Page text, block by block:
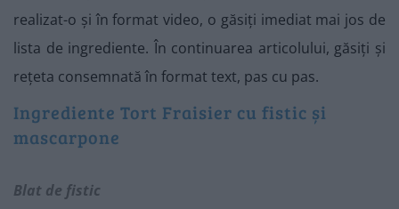
realizat-o și în format video, o găsiți imediat mai jos de
lista de ingrediente. În continuarea articolului, găsiți și
rețeta consemnată în format text, pas cu pas.
Ingrediente Tort Fraisier cu fistic și
mascarpone
Blat de fistic